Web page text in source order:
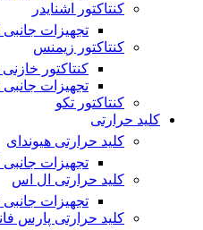
کنتاکتور اشنایدر
تجهیزات جانبی
کنتاکتور زیمنس
کنتاکتور
تجهیزات
کنتاکتور تکو
کلید حرارتی
کلید حرارتی هیوندای
تجهیزات جانبی
کلید حرارتی ال اس
تجهیزات
کلید حرارتی پارس